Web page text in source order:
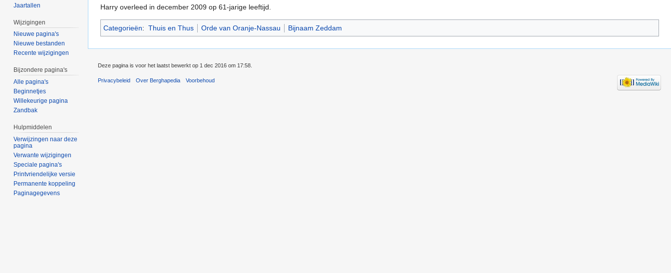
Harry overleed in december 2009 op 61-jarige leeftijd.
Categorieën: Thuis en Thus Orde van Oranje-Nassau Bijnaam Zeddam
Jaartallen
Wijzigingen
Nieuwe pagina's
Nieuwe bestanden
Recente wijzigingen
Bijzondere pagina's
Alle pagina's
Beginnetjes
Willekeurige pagina
Zandbak
Hulpmiddelen
Verwijzingen naar deze
pagina
Verwante wijzigingen
Speciale pagina's
Printvriendelijke versie
Permanente koppeling
Paginagegevens
Deze pagina is voor het laatst bewerkt op 1 dec 2016 om 17:58.
Privacybeleid Over Berghapedia Voorbehoud